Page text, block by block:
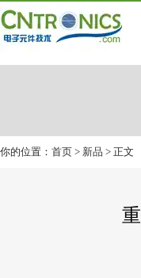
你的位置： 首页 > 新品 > 正文